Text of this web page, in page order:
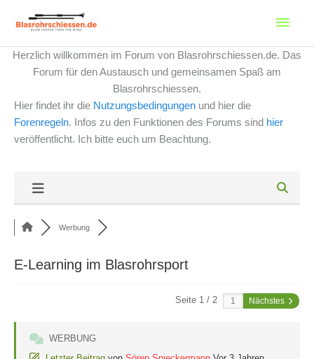
Inhalt
Herzlich willkommen im Forum von Blasrohrschiessen.de. Das
Forum für den Austausch und gemeinsamen Spaß am
Blasrohrschiessen.
Hier findet ihr die Nutzungsbedingungen und hier die
Forenregeln. Infos zu den Funktionen des Forums sind hier
veröffentlicht. Ich bitte euch um Beachtung.
Werbung
E-Learning im Blasrohrsport
Seite 1 / 2 Nächstes
WERBUNG